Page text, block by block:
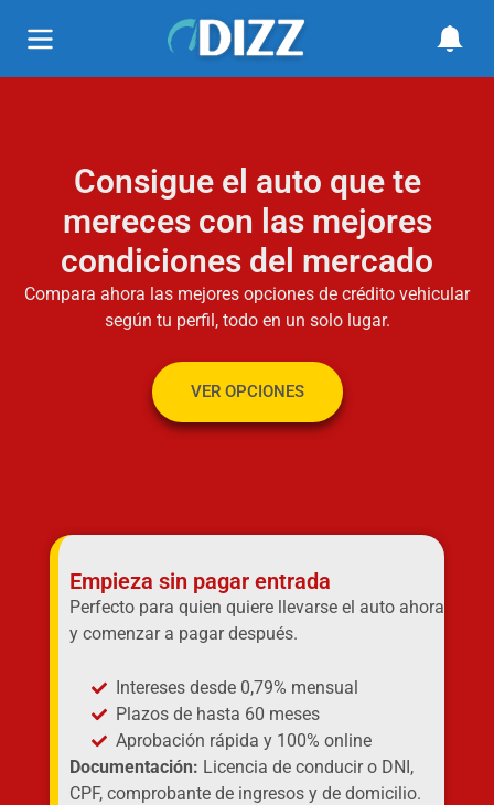
Consigue el auto que te
mereces con las mejores
condiciones del mercado
Compara ahora las mejores opciones de crédito vehicular
según tu perfil, todo en un solo lugar.
VER OPCIONES
Empieza sin pagar entrada
Perfecto para quien quiere llevarse el auto ahora
y comenzar a pagar después.
Intereses desde 0,79% mensual
Plazos de hasta 60 meses
Aprobación rápida y 100% online
Documentación: Licencia de conducir o DNI,
CPF, comprobante de ingresos y de domicilio.